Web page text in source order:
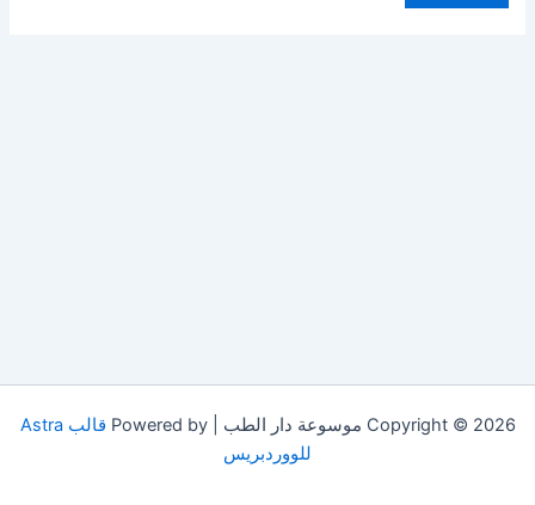
Copyright © 2026 موسوعة دار الطب | Powered by
قالب Astra
للووردبريس